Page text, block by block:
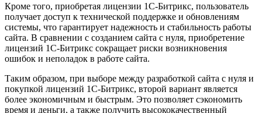
Кроме того, приобретая лицензии 1С-Битрикс, пользователь
получает доступ к технической поддержке и обновлениям
системы, что гарантирует надежность и стабильность работы
сайта. В сравнении с созданием сайта с нуля, приобретение
лицензий 1С-Битрикс сокращает риски возникновения
ошибок и неполадок в работе сайта.
Таким образом, при выборе между разработкой сайта с нуля и
покупкой лицензий 1С-Битрикс, второй вариант является
более экономичным и быстрым. Это позволяет сэкономить
время и деньги, а также получить высококачественный